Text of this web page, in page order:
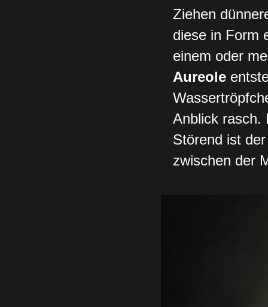
Ziehen
diese in Form
einem oder
Aureole
Anblick rasch.
Störend ist
zwischen der